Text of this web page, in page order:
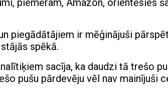
piemēram, Amazon, orientēsies
piegādātājiem ir mēģinājuši pārspēt
spēkā.
sacīja, ka daudzi tā trešo
pušu pārdevēju vēl nav mainījuši